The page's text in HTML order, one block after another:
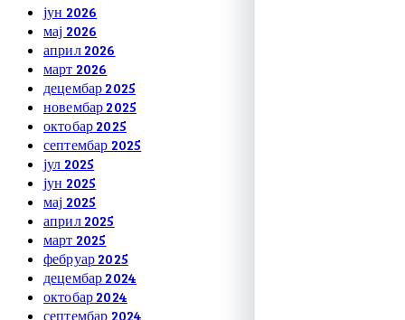
јун 2026
мај 2026
април 2026
март 2026
децембар 2025
новембар 2025
октобар 2025
септембар 2025
јул 2025
јун 2025
мај 2025
април 2025
март 2025
фебруар 2025
децембар 2024
октобар 2024
септембар 2024